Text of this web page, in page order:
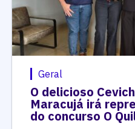
Geral
O delicioso
Maracujá irá
do concurso O